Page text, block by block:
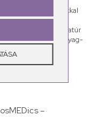
alapanyagokkal
jojobaolajat és a
A Schüssler natúr
a bőr ásványanyag-
teli lesz!
–